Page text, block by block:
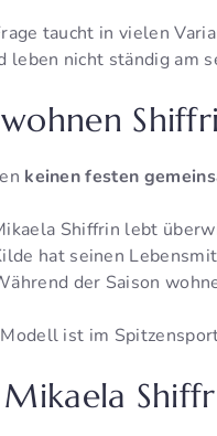
taucht in vielen
leben nicht ständig am
keinen festen
Shiffrin lebt
hat seinen
der Saison
ist im